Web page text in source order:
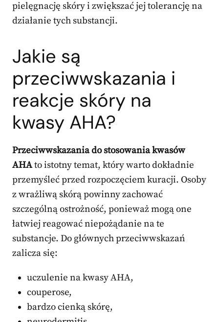
pielęgnację skóry i zwiększać jej tolerancję na
działanie tych substancji.
Jakie są
przeciwwskazania i
reakcje skóry na
kwasy AHA?
Przeciwwskazania do stosowania kwasów
AHAto istotny temat, który warto dokładnie
przemyśleć przed rozpoczęciem kuracji. Osoby
z wrażliwą skórą powinny zachować
szczególną ostrożność, ponieważ mogą one
łatwiej reagować niepożądanie na te
substancje. Do głównych przeciwwskazań
zalicza się:
uczulenie na kwasy AHA,
couperose,
bardzo cienką skórę,